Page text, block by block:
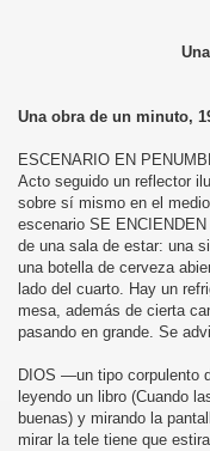
Una obra de un minuto,
ESCENARIO EN
Acto seguido un reflector
sobre sí mismo en el
escenario SE
de una sala de estar: una
una botella de cerveza
lado del cuarto. Hay un
mesa, además de cierta
pasando en grande. Se
DIOS —un tipo corpulento
leyendo un libro (Cuando
buenas) y mirando la
mirar la tele tiene que